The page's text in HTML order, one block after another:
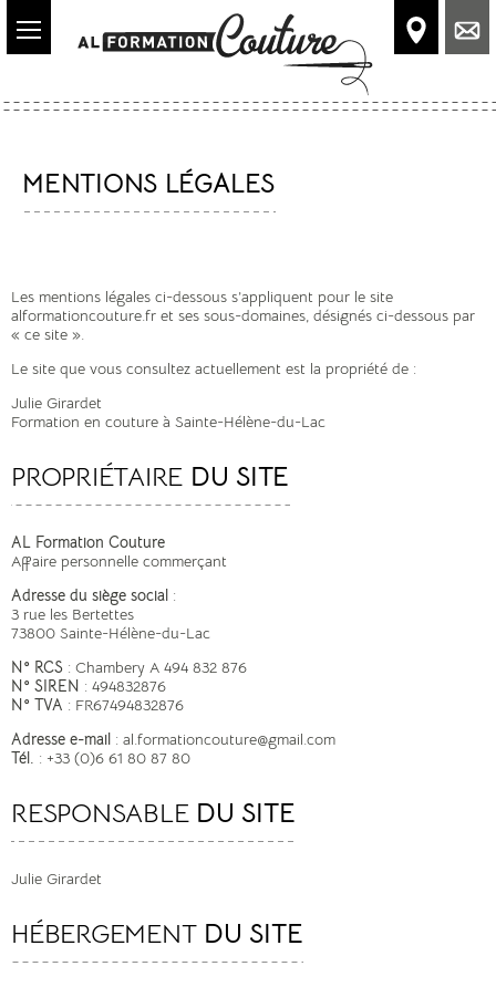
contenu
MENTIONS LÉGALES
Les mentions légales ci-dessous s’appliquent pour le site
alformationcouture.fr et ses sous-domaines, désignés ci-dessous par
« ce site ».
Le site que vous consultez actuellement est la propriété de :
Julie Girardet
Formation en couture à Sainte-Hélène-du-Lac
PROPRIÉTAIRE DU SITE
AL Formation Couture
Affaire personnelle commerçant
Adresse du siège social :
3 rue les Bertettes
73800 Sainte-Hélène-du-Lac
N° RCS : Chambery A 494 832 876
N° SIREN : 494832876
N° TVA : FR67494832876
Adresse e-mail : al.formationcouture@gmail.com
Tél. : +33 (0)6 61 80 87 80
RESPONSABLEDU SITE
Julie Girardet
HÉBERGEMENTDU SITE